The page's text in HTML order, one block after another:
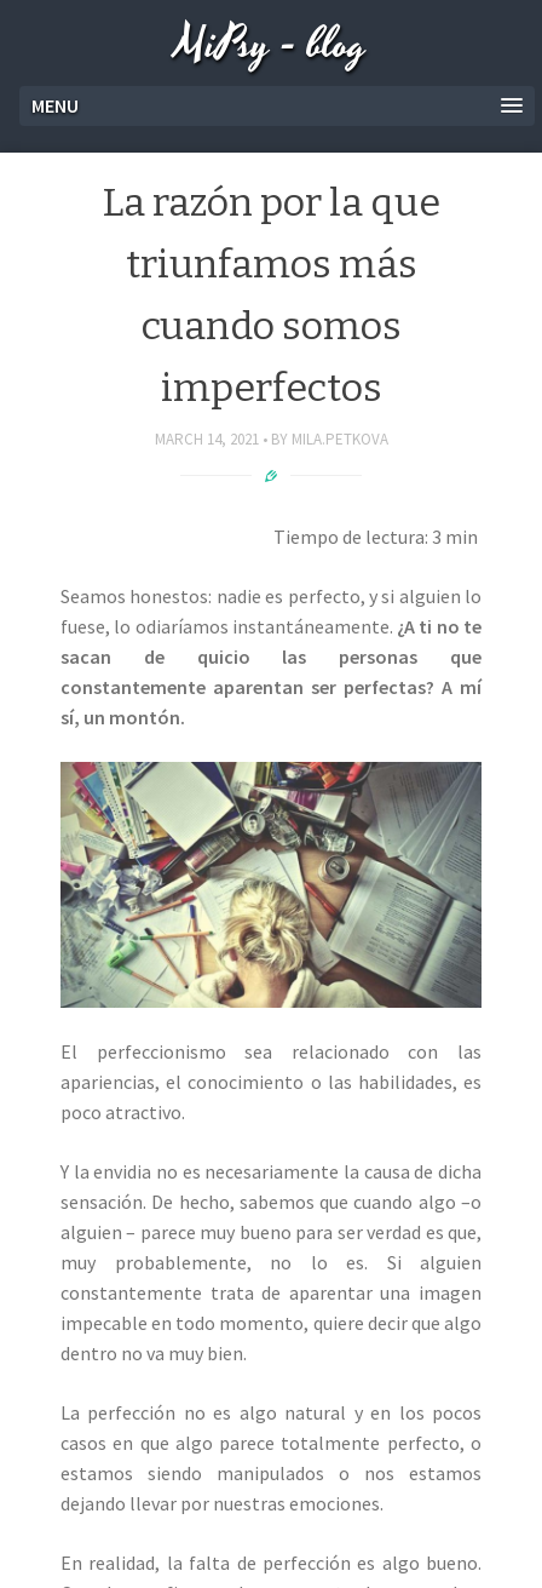
MiPsy - blog
MENU
La razón por la que
triunfamos más
cuando somos
imperfectos
MARCH 14, 2021 BY MILA.PETKOVA
Tiempo de lectura: 3 min
Seamos honestos: nadie es perfecto, y si alguien lo
fuese, lo odiaríamos instantáneamente. ¿A ti no te
sacan de quicio las personas que
constantemente aparentan ser perfectas? A mí
sí, un montón.
El perfeccionismo sea relacionado con las
apariencias, el conocimiento o las habilidades, es
poco atractivo.
Y la envidia no es necesariamente la causa de dicha
sensación. De hecho, sabemos que cuando algo –o
alguien – parece muy bueno para ser verdad es que,
muy probablemente, no lo es. Si alguien
constantemente trata de aparentar una imagen
impecable en todo momento, quiere decir que algo
dentro no va muy bien.
La perfección no es algo natural y en los pocos
casos en que algo parece totalmente perfecto, o
estamos siendo manipulados o nos estamos
dejando llevar por nuestras emociones.
En realidad, la falta de perfección es algo bueno.